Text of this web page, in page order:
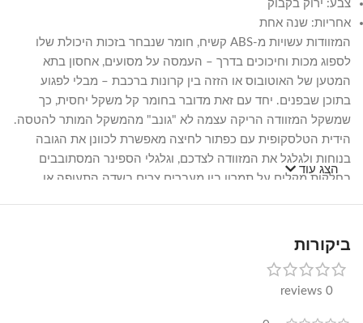
צבע: ירוק בקבוק
אחריות: שנה אחת
המזוודות עשויות מ-ABS קשיח, חומר שנבחר בזכות היכולת שלו
לספוג מכות וחיכוכים בדרך – העמסה על מסועים, אחסון בתא
המטען של האוטובוס או הזזה בין קרונות ברכבת – מבלי לפגוע
בתוכן שבפנים. יחד עם זאת מדובר בחומר קל משקל יחסית, כך
שמשקל המזוודה הריקה עצמה לא "גונב" מהמשקל המותר להטסה.
הידית הטלסקופית עם כפתור לחיצה מאפשרת לכוונן את הגובה
בנוחות ולגלגל את המזוודה לצדכם, וגלגלי הספינר המסתובבים
בחלקות מקלים על תמרון בין מעברים צרים בשדה התעופה או
המזוודה ומייתר את הצורך במנעול תלייה נפרד. הגוון ירוק הבקבוק
האחיד לשלוש היחידות בסט הופך אותן לזיהוי מהיר על מסוע
הכבודה, ומאפשר גם לשמור על מראה אחיד כשנוסעים כמשפחה או
הצג עוד
ביקורות
0 reviews